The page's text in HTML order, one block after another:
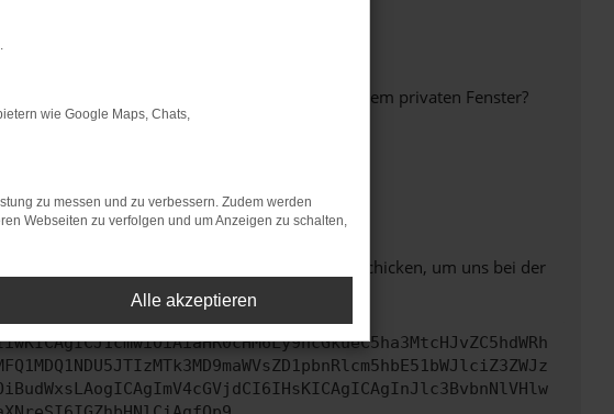
Seite in einem anderen Browser oder in einem privaten Fenster?
nicht mehr unterstützt werden.
zu beheben. Du kannst uns diesen Text schicken, um uns bei der
wie Google Maps, Chats,
zu messen und zu verbessern. Zudem werden
Webseiten zu verfolgen und um Anzeigen zu schalten,
Alle akzeptieren